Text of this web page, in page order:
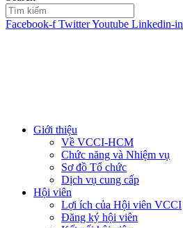
Facebook-f TwitterYoutube Linkedin-in
Giới thiệu
Về VCCI-HCM
Chức năng và Nhiệm vụ
Sơ đồ Tổ chức
Dịch vụ cung cấp
Hội viên
Lợi ích của Hội viên VCCI
Đăng ký hội viên